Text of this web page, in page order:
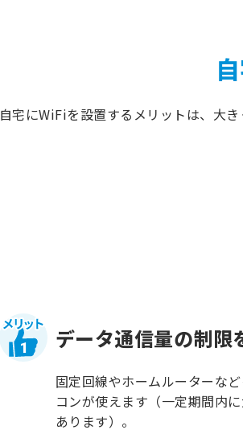
自宅にWiFiを設置するメリットは、大き
1 データ通信量の制限
固定回線やホームルーターな
コンが使えます（一定期間内
あります）。